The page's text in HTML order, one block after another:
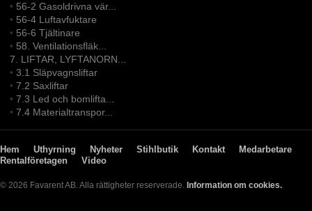
• 56-2 Gasoldrivna vär...
• 56-4 Luftavfuktare
• 56-6 Tjältinare
• 58. Ventilationsfläk...
7. LIFTAR, LYFTANORN...
•3.1 Släpvagnsliftar
•7.2 Saxliftar
•7.3 Led och bomlifta...
•7.4 Materialtranspor...
Hem Uthyrning Nyheter Stihlbutik Kontakt
Medarbetare
Rentalföretagen
Video
© 2026 Favarent AB. Alla rättigheter reserverade. Information om cookies.